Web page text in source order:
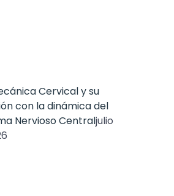
Cervical y su
con la dinámica del
Nervioso Centraljulio